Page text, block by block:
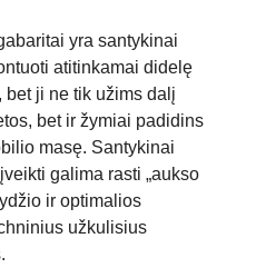
yra santykinai
atitinkamai didelę
ji ne tik užims dalį
bet ir žymiai padidins
masę. Santykinai
galima rasti „aukso
ir optimalios
užkulisius